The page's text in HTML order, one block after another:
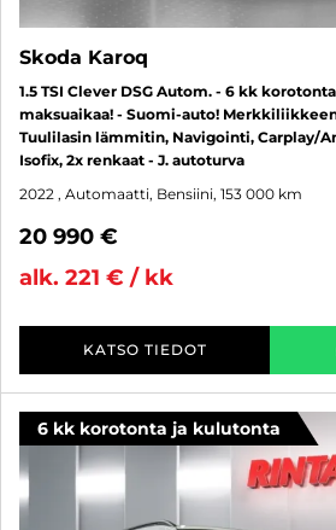
Skoda Karoq
1.5 TSI Clever DSG Autom. - 6 kk
maksuaikaa! - Suomi-auto!
Tuulilasin lämmitin, Navigointi, Carplay/
Isofix, 2x renkaat - J. autoturva
2022 , Automaatti, Bensiini, 153 000 km
20 990 €
alk. 221 € / kk
KATSO TIEDOT
6 kk korotonta ja kulutonta